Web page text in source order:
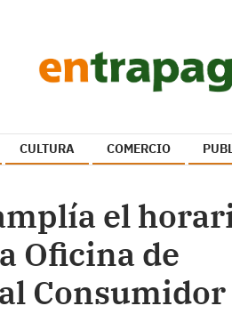
CULTURA COMERCIO
el
Oficina de
Consumidor